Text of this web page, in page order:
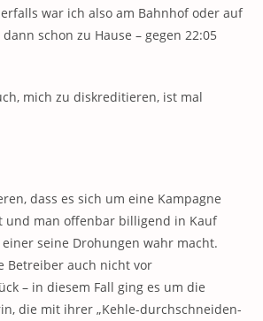
war ich also am Bahnhof oder auf
schon zu Hause – gegen 22:05
mich zu diskreditieren, ist mal
dass es sich um eine Kampagne
und man offenbar billigend in Kauf
seine Drohungen wahr macht.
Betreiber auch nicht vor
– in diesem Fall ging es um die
die mit ihrer „Kehle-durchschneiden-